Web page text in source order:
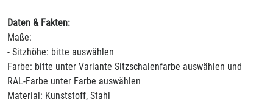
Daten & Fakten:
Maße:
- Sitzhöhe: bitte auswählen
Farbe: bitte unter Variante Sitzschalenfarbe auswählen und
RAL-Farbe unter Farbe auswählen
Material: Kunststoff, Stahl